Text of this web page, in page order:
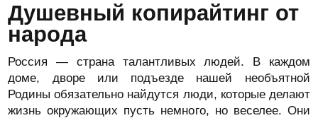
Душевный копирайтинг от
народа
Россия — страна талантливых людей. В каждом
доме, дворе или подъезде нашей необъятной
Родины обязательно найдутся люди, которые делают
жизнь окружающих пусть немного, но веселее. Они